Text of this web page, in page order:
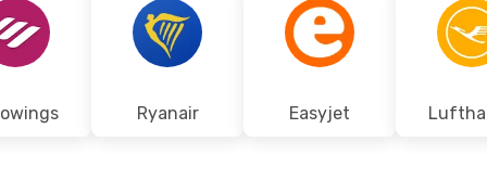
Ryanair Easyjet